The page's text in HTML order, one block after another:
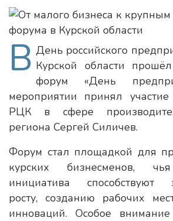
В День российского
Курской области
форум «День
мероприятии принял
РЦК в сфере
региона Сергей Силичев.
Форум стал площадкой для
курских бизнесменов,
инициатива способствуют
росту, созданию рабочих
инноваций. Особое